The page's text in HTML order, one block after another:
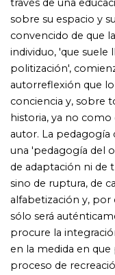
proceso de recreación,
a la vez, de solidaridad.